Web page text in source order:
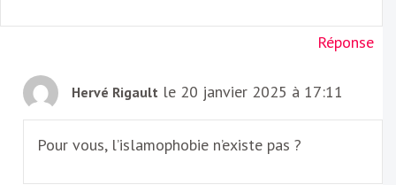
Réponse
Hervé Rigault le 20 janvier 2025 à 17:11
Pour vous, l’islamophobie n’existe pas ?